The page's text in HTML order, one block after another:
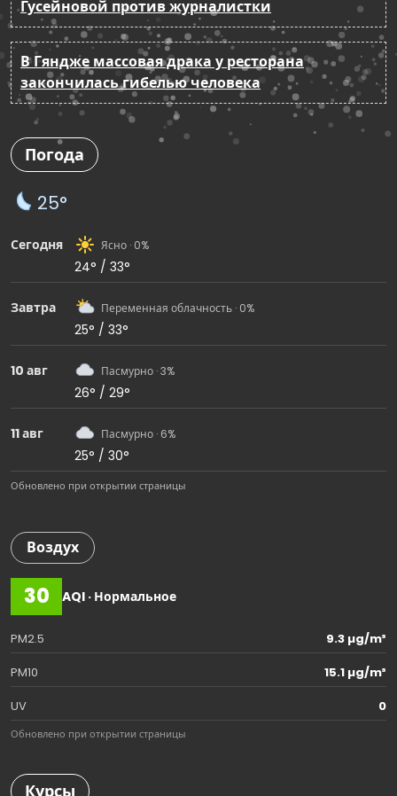
Гусейновой против журналистки
В Гяндже массовая драка у ресторана
закончилась гибелью человека
Погода
25°
Сегодня Ясно · 0%
24° / 33°
Завтра Переменная облачность · 0%
25° / 33°
10 авг Пасмурно · 3%
26° / 29°
11 авг Пасмурно · 6%
25° / 30°
Обновлено при открытии страницы
Воздух
30 AQI · Нормальное
PM2.5
9.3 µg/m³
PM10
15.1 µg/m³
UV
0
Обновлено при открытии страницы
Курсы